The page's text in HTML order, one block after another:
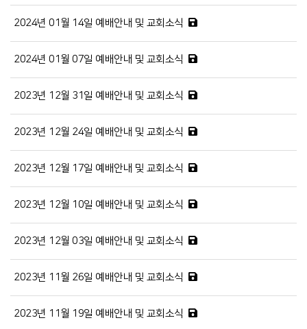
2024년 01월 14일 예배안내 및 교회소식
2024년 01월 07일 예배안내 및 교회소식
2023년 12월 31일 예배안내 및 교회소식
2023년 12월 24일 예배안내 및 교회소식
2023년 12월 17일 예배안내 및 교회소식
2023년 12월 10일 예배안내 및 교회소식
2023년 12월 03일 예배안내 및 교회소식
2023년 11월 26일 예배안내 및 교회소식
2023년 11월 19일 예배안내 및 교회소식